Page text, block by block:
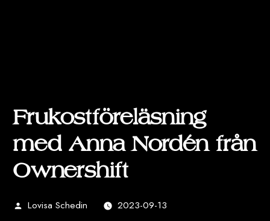
Frukostföreläsning
med Anna Nordén från
Ownershift
Publicerat
Lovisa Schedin 2023-09-13